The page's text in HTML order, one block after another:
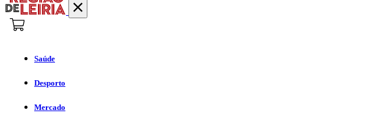
Saúde
Desporto
Mercado